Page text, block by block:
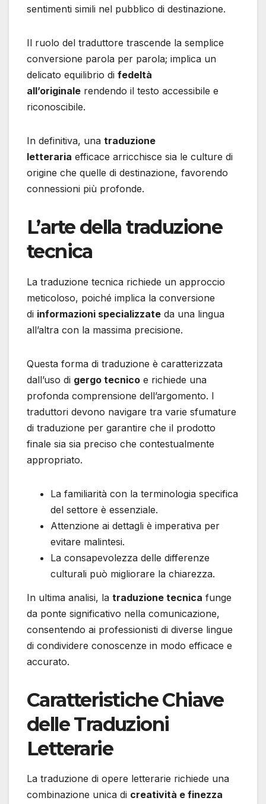
sentimenti simili nel pubblico di destinazione.
Il ruolo del traduttore trascende la semplice
conversione parola per parola; implica un
delicato equilibrio di fedeltà
all’originale rendendo il testo accessibile e
riconoscibile.
In definitiva, una traduzione
letteraria efficace arricchisce sia le culture di
origine che quelle di destinazione, favorendo
connessioni più profonde.
L’arte della traduzione
tecnica
La traduzione tecnica richiede un approccio
meticoloso, poiché implica la conversione
di informazioni specializzate da una lingua
all’altra con la massima precisione.
Questa forma di traduzione è caratterizzata
dall’uso di gergo tecnico e richiede una
profonda comprensione dell’argomento. I
traduttori devono navigare tra varie sfumature
di traduzione per garantire che il prodotto
finale sia sia preciso che contestualmente
appropriato.
La familiarità con la terminologia specifica
del settore è essenziale.
Attenzione ai dettagli è imperativa per
evitare malintesi.
La consapevolezza delle differenze
culturali può migliorare la chiarezza.
In ultima analisi, la traduzione tecnica funge
da ponte significativo nella comunicazione,
consentendo ai professionisti di diverse lingue
di condividere conoscenze in modo efficace e
accurato.
Caratteristiche Chiave
delle Traduzioni
Letterarie
La traduzione di opere letterarie richiede una
combinazione unica di creatività e finezza